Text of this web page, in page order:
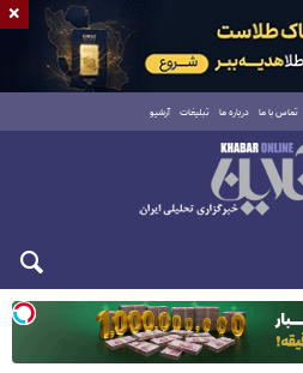
تماس با ما درباره ما تبلیغات آرشیو
×